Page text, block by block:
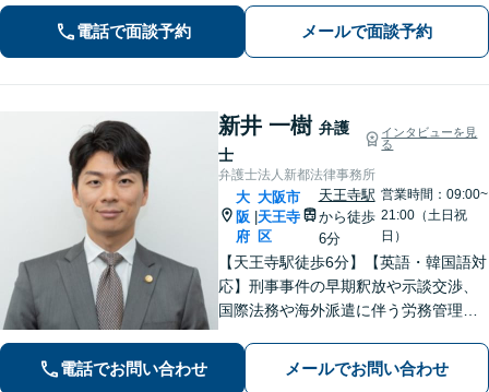
停、熟年離婚に対応。お一人で悩まず
ご相談ください。【夜間休日対応可】
電話で面談予約 メールで面談予約
新井 一樹 弁護
士
インタビューを見
る
弁護士法人新都法律事務所
大
阪
府
大阪市
天王寺
区
天王寺駅
から徒歩
6分
営業時間：09:00~
21:00（土日祝
日）
【天王寺駅徒歩6分】【英語・韓国語対
応】刑事事件の早期釈放や示談交渉、
国際法務や海外派遣に伴う労務管理、
お任せください。法律のプロフェッシ
ョナルが、途を切り拓くお手伝いを致
電話でお問い合わせ メールでお問い合わせ